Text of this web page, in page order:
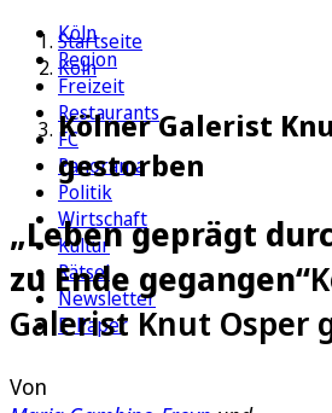
Köln
Region
Freizeit
Restaurants
FC
Panorama
Politik
Wirtschaft
Kultur
Rätsel
Newsletter
E-Paper
Startseite
Köln
Kölner Galerist
gestorben
„Leben geprägt
zu Ende gegangen“
Galerist Knut Osper
Von